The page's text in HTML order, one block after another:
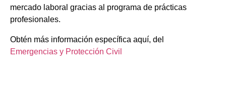
mercado laboral gracias al programa de prácticas
profesionales.
Obtén más información específica aquí, del
Emergencias y Protección Civil